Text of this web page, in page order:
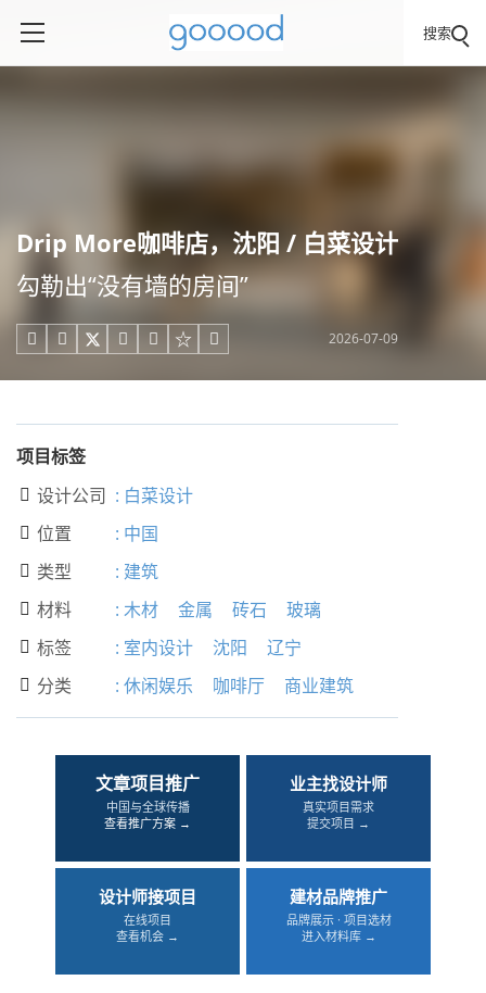
搜索
Drip More咖啡店，沈阳 / 白菜设计
勾勒出“没有墙的房间”
     2026-07-09
项目标签
 设计公司 : 白菜设计
 位置 : 中国
 类型 : 建筑
 材料 : 木材 金属 砖石 玻璃
 标签 : 室内设计 沈阳 辽宁
 分类 : 休闲娱乐 咖啡厅 商业建筑
文章项目推广
中国与全球传播
查看推广方案 →
业主找设计师
真实项目需求
提交项目 →
设计师接项目
在线项目
查看机会 →
建材品牌推广
品牌展示 · 项目选材
进入材料库 →